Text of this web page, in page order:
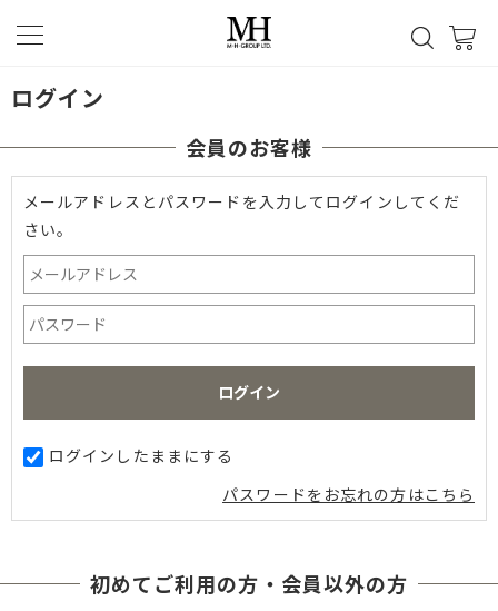
ログイン
会員のお客様
メールアドレスとパスワードを入力してログインしてくだ
さい。
ログインしたままにする
パスワードをお忘れの方はこちら
初めてご利用の方・会員以外の方